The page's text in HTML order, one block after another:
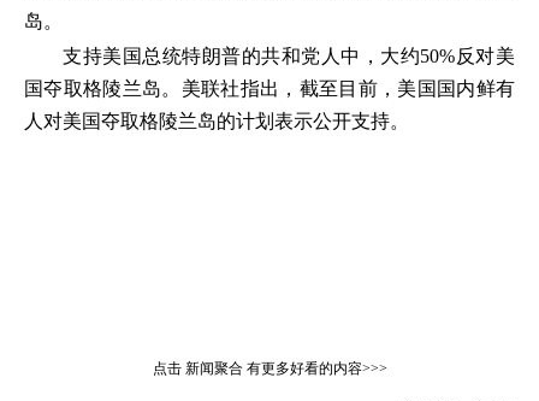
岛。
支持美国总统特朗普的共和党人中，大约50%反对美
国夺取格陵兰岛。美联社指出，截至目前，美国国内鲜有
人对美国夺取格陵兰岛的计划表示公开支持。
点击 新闻聚合有更多好看的内容>>>